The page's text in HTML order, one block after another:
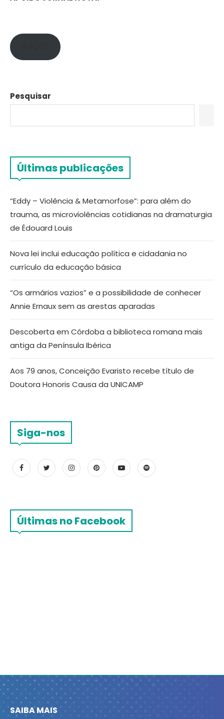
Pesquisar
Últimas publicações
“Eddy – Violência & Metamorfose”: para além do
trauma, as microviolências cotidianas na dramaturgia
de Édouard Louis
Nova lei inclui educação política e cidadania no
currículo da educação básica
“Os armários vazios” e a possibilidade de conhecer
Annie Ernaux sem as arestas aparadas
Descoberta em Córdoba a biblioteca romana mais
antiga da Península Ibérica
Aos 79 anos, Conceição Evaristo recebe título de
Doutora Honoris Causa da UNICAMP
Siga-nos
Últimas no Facebook
SAIBA MAIS